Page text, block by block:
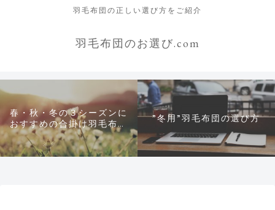
羽毛布団の正しい選び方をご紹介
羽毛布団のお選び.com
春・秋・冬の３シーズンに
おすすめの合掛け羽毛布団
について
”冬用”羽毛布団の選び方